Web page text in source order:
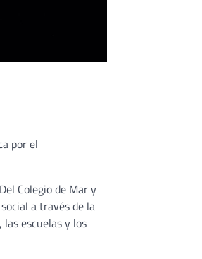
por el
Colegio de Mar y
a través de la
escuelas y los